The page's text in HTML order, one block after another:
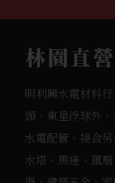
林園直
明利興水電材料
頭、東星浮球外
水電配管、接合
水塔、馬達、風